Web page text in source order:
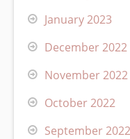
January 2023
December 2022
November 2022
October 2022
September 2022